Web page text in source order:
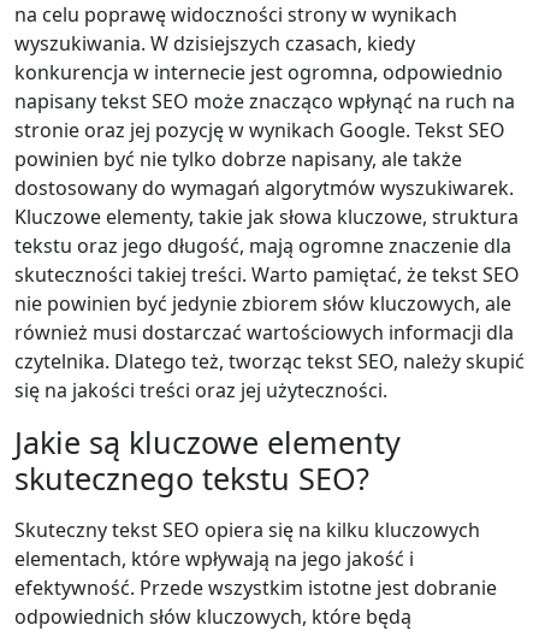
na celu poprawę widoczności strony w wynikach
wyszukiwania. W dzisiejszych czasach, kiedy
konkurencja w internecie jest ogromna, odpowiednio
napisany tekst SEO może znacząco wpłynąć na ruch na
stronie oraz jej pozycję w wynikach Google. Tekst SEO
powinien być nie tylko dobrze napisany, ale także
dostosowany do wymagań algorytmów wyszukiwarek.
Kluczowe elementy, takie jak słowa kluczowe, struktura
tekstu oraz jego długość, mają ogromne znaczenie dla
skuteczności takiej treści. Warto pamiętać, że tekst SEO
nie powinien być jedynie zbiorem słów kluczowych, ale
również musi dostarczać wartościowych informacji dla
czytelnika. Dlatego też, tworząc tekst SEO, należy skupić
się na jakości treści oraz jej użyteczności.
Jakie są kluczowe elementy
skutecznego tekstu SEO?
Skuteczny tekst SEO opiera się na kilku kluczowych
elementach, które wpływają na jego jakość i
efektywność. Przede wszystkim istotne jest dobranie
odpowiednich słów kluczowych, które będą